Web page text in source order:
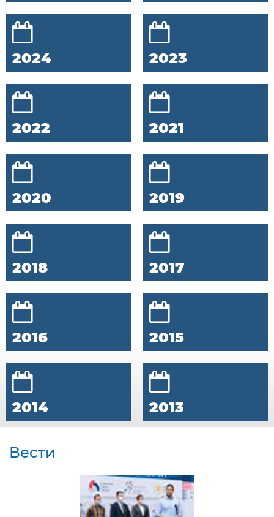
2024 2023
2022 2021
2020 2019
2018 2017
2016 2015
2014 2013
Вести